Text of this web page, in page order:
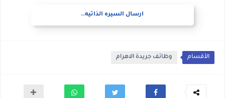
ارسال السيره الذاتيه..
الأقسام وظائف جريدة الاهرام